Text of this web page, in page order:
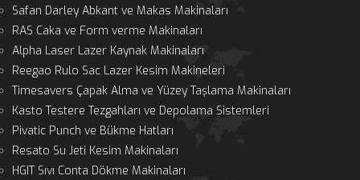
Safan Darley Abkant ve Makas Makinaları
RAS Caka ve Form verme Makinaları
Alpha Laser Lazer Kaynak Makinaları
Reegao Rulo Sac Lazer Kesim Makineleri
Timesavers Çapak Alma ve Yüzey Taşlama Makinaları
Kasto Testere Tezgahları ve Depolama Sistemleri
Pivatic Punch ve Bükme Hatları
Resato Su Jeti Kesim Makinaları
HGIT Sıvı Conta Dökme Makinaları